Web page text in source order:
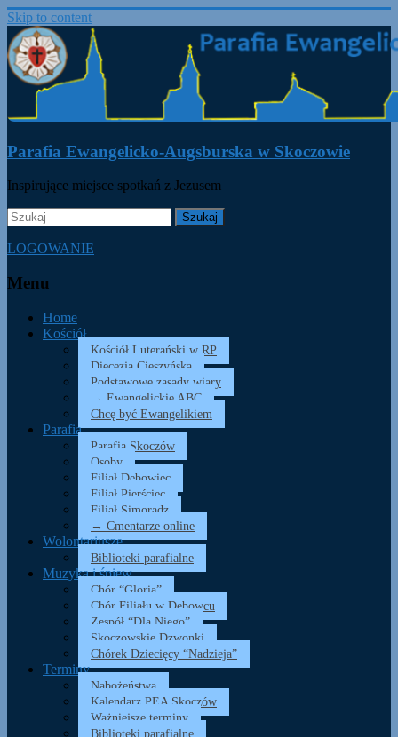
Skip to content
Parafia Ewangelicko-Augsburska w Skoczowie
Inspirujące miejsce spotkań z Jezusem
LOGOWANIE
Menu
Home
Kościół
Kościół Luterański w RP
Diecezja Cieszyńska
Podstawowe zasady wiary
→ Ewangelickie ABC
Chcę być Ewangelikiem
Parafia
Parafia Skoczów
Osoby
Filiał Dębowiec
Filiał Pierściec
Filiał Simoradz
→ Cmentarze online
Wolontariusze
Biblioteki parafialne
Muzyka i śpiew
Chór “Gloria”
Chór Filiału w Dębowcu
Zespół “Dla Niego”
Skoczowskie Dzwonki
Chórek Dziecięcy “Nadzieja”
Terminy
Nabożeństwa
Kalendarz PEA Skoczów
Ważniejsze terminy
Biblioteki parafialne